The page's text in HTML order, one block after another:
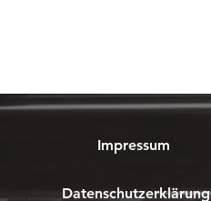
Impressum
Datenschutzerklärung